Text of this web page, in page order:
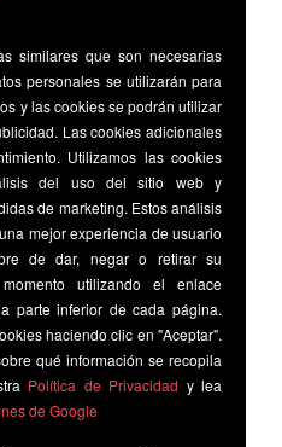
similares que son necesarias
personales se utilizarán para
y las cookies se podrán utilizar
Las cookies adicionales
Utilizamos las cookies
del uso del sitio web y
de marketing. Estos análisis
mejor experiencia de usuario
de dar, negar o retirar su
utilizando el enlace
parte inferior de cada página.
haciendo clic en "Aceptar".
qué información se recopila
Política de Privacidad y lea
de Google